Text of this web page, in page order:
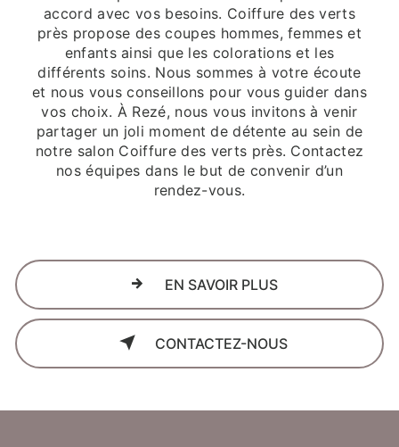
accord avec vos besoins. Coiffure des verts
près propose des coupes hommes, femmes et
enfants ainsi que les colorations et les
différents soins. Nous sommes à votre écoute
et nous vous conseillons pour vous guider dans
vos choix. À Rezé, nous vous invitons à venir
partager un joli moment de détente au sein de
notre salon Coiffure des verts près. Contactez
nos équipes dans le but de convenir d’un
rendez-vous.
EN SAVOIR PLUS
CONTACTEZ-NOUS